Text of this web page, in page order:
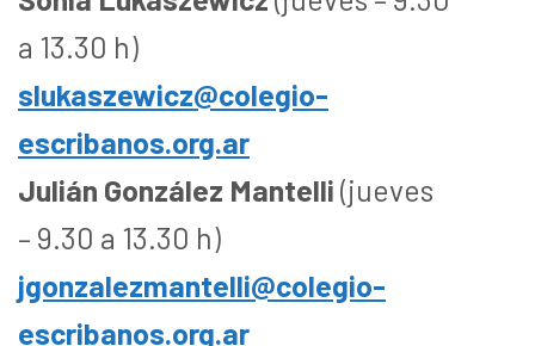
a 13.30 h)
slukaszewicz@colegio-
escribanos.org.ar
Julián González Mantelli (jueves
– 9.30 a 13.30 h)
jgonzalezmantelli@colegio-
escribanos.org.ar